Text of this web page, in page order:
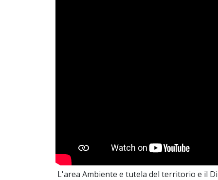
L'area Ambiente e tutela del territorio e il